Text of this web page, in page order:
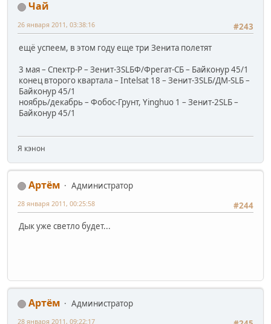
Чай
#243
26 января 2011, 03:38:16
ещё успеем, в этом году еще три Зенита полетят
3 мая – Спектр-Р – Зенит-3SLБФ/Фрегат-СБ – Байконур 45/1
конец второго квартала – Intelsat 18 – Зенит-3SLБ/ДМ-SLБ –
Байконур 45/1
ноябрь/декабрь – Фобос-Грунт, Yinghuo 1 – Зенит-2SLБ –
Байконур 45/1
Я кэнон
Артём
Администратор
#244
28 января 2011, 00:25:58
Дык уже светло будет...
Артём
Администратор
28 января 2011, 09:22:17